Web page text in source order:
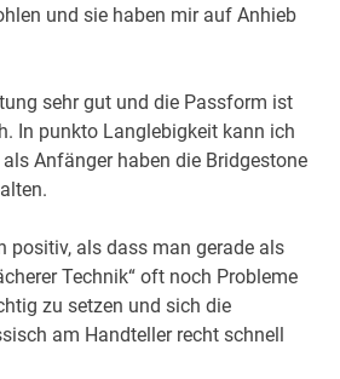
und sie haben mir auf Anhieb
sehr gut und die Passform ist
In punkto Langlebigkeit kann ich
Anfänger haben die Bridgestone
positiv, als dass man gerade als
Technik“ oft noch Probleme
zu setzen und sich die
am Handteller recht schnell